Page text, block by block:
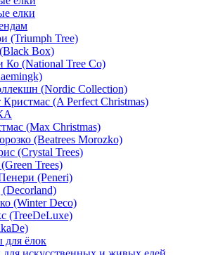
елки
(Triumph Tree)
Box)
(National Tree Co)
(Nordic Collection)
(A Perfect Christmas)
(Max Christmas)
(Beatrees Morozko)
(Crystal Trees)
Trees)
(Peneri)
(Decorland)
(Winter Deco)
(TreeDeLuxe)
для ёлок